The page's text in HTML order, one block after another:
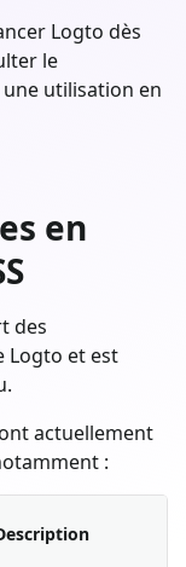
Logto dès
le
utilisation en
en
des
Logto et est
actuellement
: